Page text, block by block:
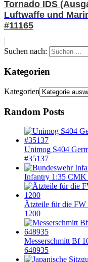
Tornado IDS
Luftwaffe und
#11165
Suchen nach:
Kategorien
Kategorien
Random Posts
Unimog S404
#35137
Infantry 1:35 CMK
Ätzteile für die
1200
Messerschmitt Bf
648935